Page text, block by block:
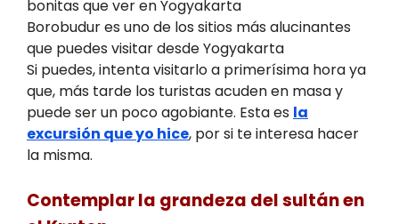
Borobudur es uno de los sitios más alucinantes
que puedes visitar desde Yogyakarta
Si puedes, intenta visitarlo a primerísima hora ya
que, más tarde los turistas acuden en masa y
puede ser un poco agobiante. Esta es la
excursión que yo hice, por si te interesa hacer
la misma.
Contemplar la grandeza del sultán en